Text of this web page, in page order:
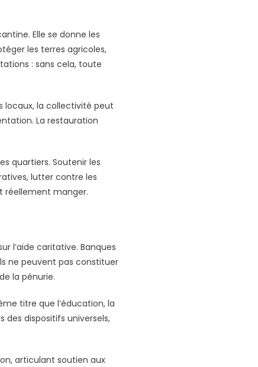
Elle se donne les
les terres agricoles,
: sans cela, toute
locaux, la collectivité peut
La restauration
quartiers. Soutenir les
lutter contre les
réellement manger.
l’aide caritative. Banques
ne peuvent pas constituer
la pénurie.
titre que l’éducation, la
des dispositifs universels,
articulant soutien aux